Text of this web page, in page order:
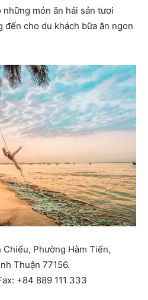
món ăn hải sản tươi
đến cho du khách bữa ăn ngon
Phường Hàm Tiến,
Thuận 77156.
+84 889 111 333